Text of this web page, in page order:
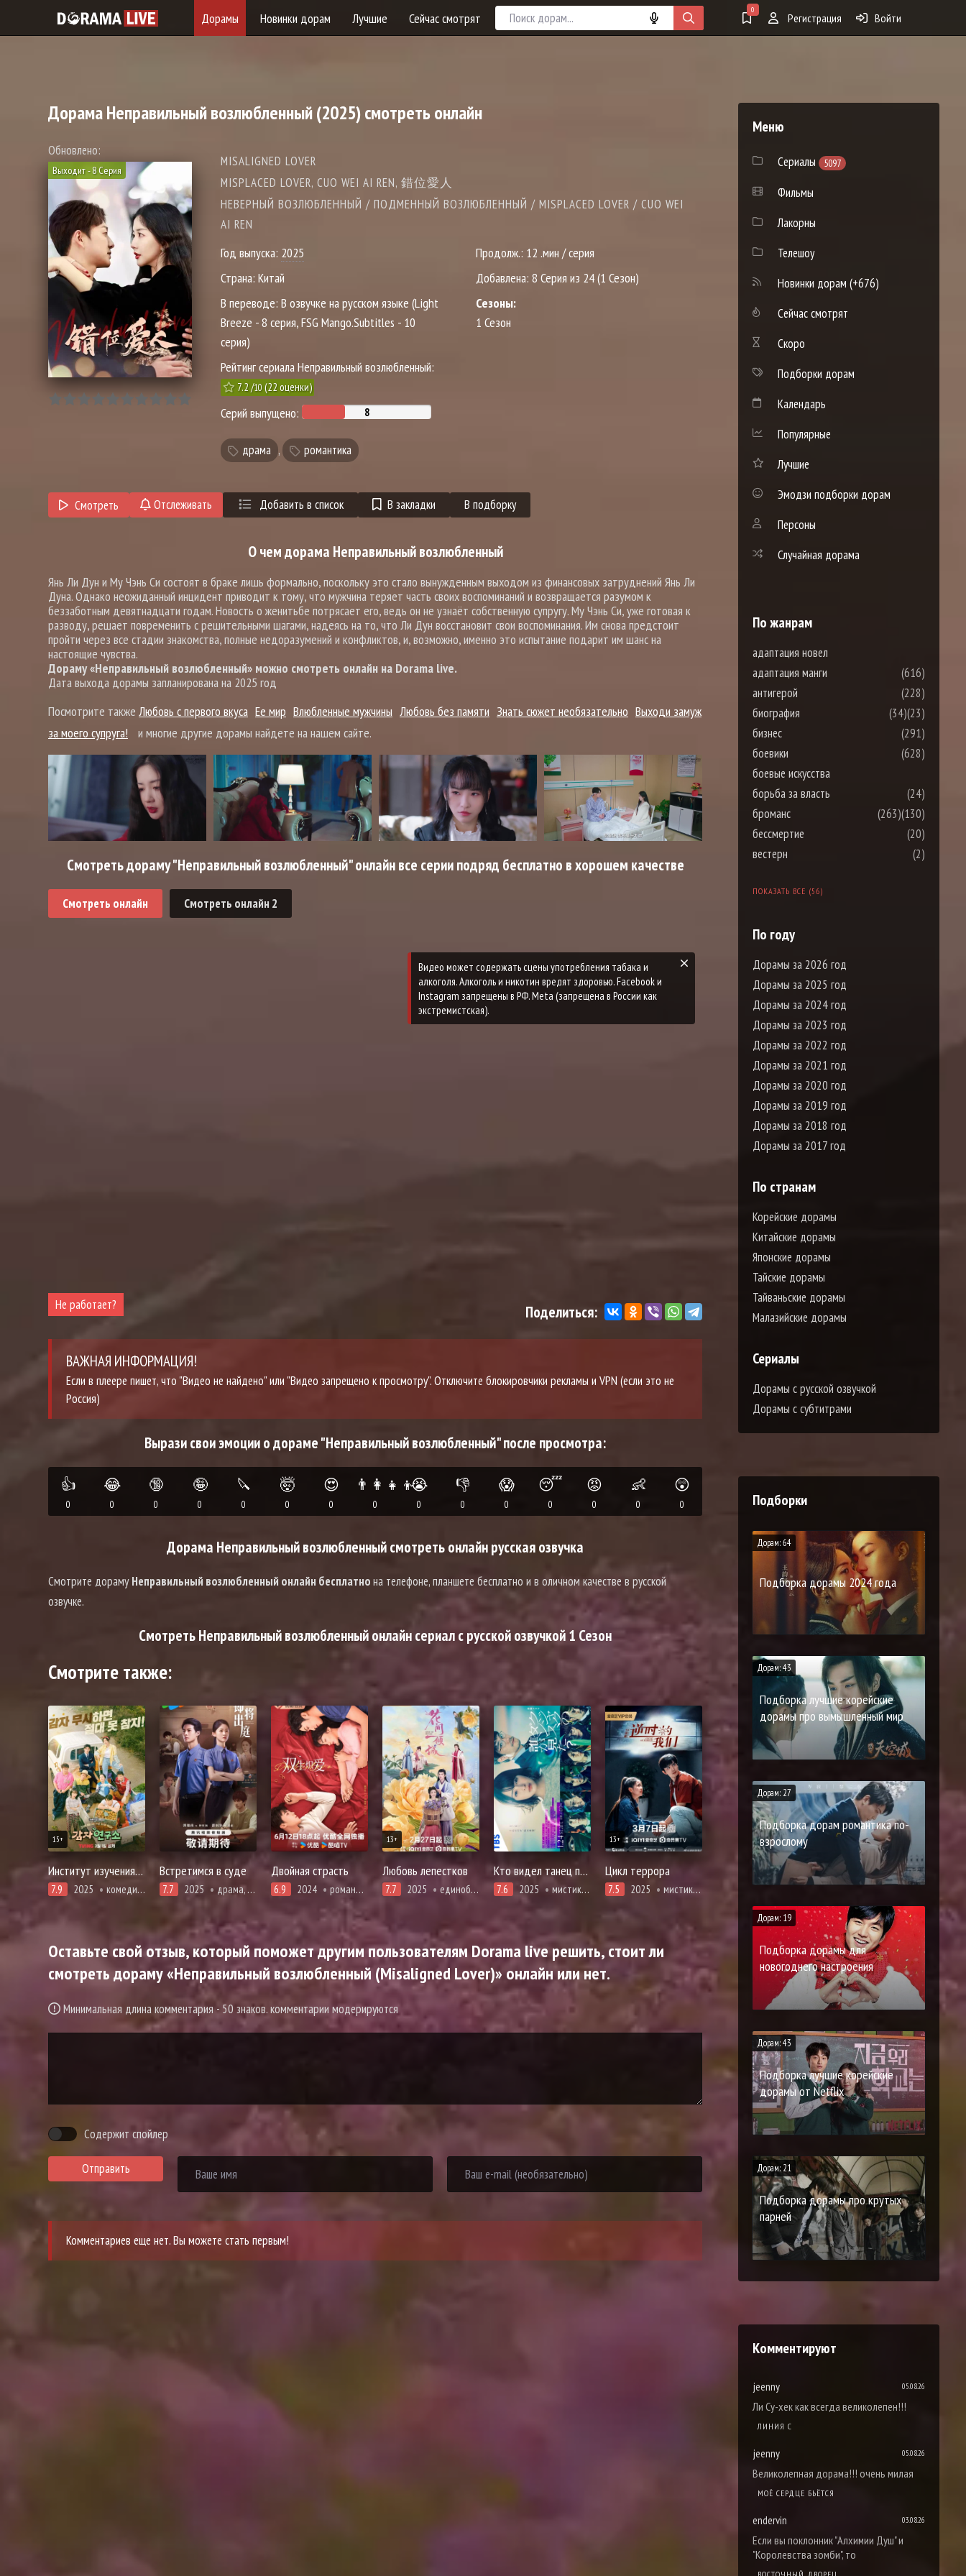
Дорамы Новинки дорам Лучшие Сейчас смотрят 0
Регистрация Войти
ДорамаНеправильный возлюбленный(2025) смотреть онлайн
Обновлено:
Выходит - 8 Серия
MISALIGNED LOVER
MISPLACED LOVER, CUO WEI AI REN, 錯位愛人
НЕВЕРНЫЙ ВОЗЛЮБЛЕННЫЙ / ПОДМЕННЫЙ ВОЗЛЮБЛЕННЫЙ / MISPLACED LOVER / CUO WEI
AI REN
Год выпуска: 2025
Страна: Китай
В переводе: В озвучке на русском языке (Light
Breeze - 8 серия, FSG Mango.Subtitles - 10
серия)
Рейтинг сериала Неправильный возлюбленный:
7.2/10(22оценки)
Серий выпущено:
Продолж.: 12 .мин / серия
Добавлена: 8 Серия из 24 (1 Сезон)
Сезоны:
1 Сезон
драма , романтика
Смотреть Отслеживать Добавить в список В закладки В подборку
О чем дорама Неправильный возлюбленный
Янь Ли Дун и Му Чэнь Си состоят в браке лишь формально, поскольку это стало вынужденным выходом из финансовых затруднений Янь Ли
Дуна. Однако неожиданный инцидент приводит к тому, что мужчина теряет часть своих воспоминаний и возвращается разумом к
беззаботным девятнадцати годам. Новость о женитьбе потрясает его, ведь он не узнаёт собственную супругу. Му Чэнь Си, уже готовая к
разводу, решает повременить с решительными шагами, надеясь на то, что Ли Дун восстановит свои воспоминания. Им снова предстоит
пройти через все стадии знакомства, полные недоразумений и конфликтов, и, возможно, именно это испытание подарит им шанс на
настоящие чувства.
Дораму «Неправильный возлюбленный» можно смотреть онлайн на Dorama live.
Дата выхода дорамы запланирована на 2025 год
Посмотрите также Любовь с первого вкуса Ее мир Влюбленные мужчины Любовь без памяти Знать сюжет необязательно Выходи замуж
за моего супруга!
и многие другие дорамы найдете на нашем сайте.
Смотреть дораму "Неправильный возлюбленный" онлайн все серии подряд бесплатно в хорошем качестве
Смотреть онлайн Смотреть онлайн 2
Не работает? Поделиться:
ВАЖНАЯ ИНФОРМАЦИЯ!
Если в плеере пишет, что "Видео не найдено" или "Видео запрещено к просмотру". Отключите блокировчики рекламы и VPN (если это не
Россия)
Вырази свои эмоции о дораме "Неправильный возлюбленный" после просмотра:
👍
0
😂
0
🔞
0
🤪
0
🔪
0
🤯
0
😍
0
👨‍👩‍👧‍👦
0
😭
0
👎
0
😱
0
😴
0
😡
0
👶
0
😲
0
Дорама Неправильный возлюбленный смотреть онлайн русская озвучка
Смотрите дорамуНеправильный возлюбленный онлайн бесплатнона телефоне, планшете бесплатно и в оличном качестве в русской
озвучке.
Смотреть Неправильный возлюбленный онлайн сериал с русской озвучкой 1 Сезон
Смотрите также:
15+
Институт изучения картофеля
7.9 2025 комедия, мелодрама, романтика
Встретимся в суде
7.7 2025 драма, про закон прокуроров и адвокатов
Двойная страсть
6.9 2024 романтика
13+
Любовь лепестков
7.7 2025 единоборства, романтика, сянься, фэнтези
Кто видел танец павлина в джунглях?
7.6 2025 мистика, криминал, повседневность, расследование, триллер
13+
Цикл террора
7.5 2025 мистика, про молодость и любовь, расследование, триллер, фэнтези
Оставьте свой отзыв, который поможет другим пользователям Dorama live решить, стоит ли
смотреть дораму «Неправильный возлюбленный (Misaligned Lover)» онлайн или нет.
Минимальная длина комментария - 50 знаков. комментарии модерируются
Содержит спойлер
Отправить
Комментариев еще нет. Вы можете стать первым!
Меню
Сериалы 5097
Фильмы
Лакорны
Телешоу
Новинки дорам (+676)
Сейчас смотрят
Скоро
Подборки дорам
Календарь
Популярные
Лучшие
Эмодзи подборки дорам
Персоны
Случайная дорама
По жанрам
адаптация новел
(616)
адаптация манги
(228)
антигерой
(23)
биография
(34)
бизнес
(291)
боевики
(628)
боевые искусства
(24)
борьба за власть
(130)
броманс
(263)
бессмертие
(20)
вестерн
(2)
ПОКАЗАТЬ ВСЕ (56)
По году
Дорамы за 2026 год
Дорамы за 2025 год
Дорамы за 2024 год
Дорамы за 2023 год
Дорамы за 2022 год
Дорамы за 2021 год
Дорамы за 2020 год
Дорамы за 2019 год
Дорамы за 2018 год
Дорамы за 2017 год
По странам
Корейские дорамы
Китайские дорамы
Японские дорамы
Тайские дорамы
Тайваньские дорамы
Малазийские дорамы
Сериалы
Дорамы с русской озвучкой
Дорамы с субтитрами
Подборки
Дорам: 64
Подборка дорамы 2024 года
Дорам: 43
Подборка лучшие корейские
дорамы про вымышленный мир
Дорам: 27
Подборка дорам романтика по-
взрослому
Дорам: 19
Подборка дорамы для
новогоднего настроения
Дорам: 43
Подборка лучшие корейские
дорамы от Netflix
Дорам: 21
Подборка дорамы про крутых
парней
Комментируют
jeenny 05.08.26
Ли Су-хек как всегда великолепен!!!
ЛИНИЯ С
jeenny 05.08.26
Великолепная дорама!!! очень милая
МОЁ СЕРДЦЕ БЬЁТСЯ
endervin 03.08.26
Если вы поклонник "Алхимии Душ" и
"Королевства зомби", то